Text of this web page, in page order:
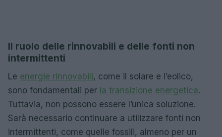
Il ruolo delle rinnovabili e delle fonti non
intermittenti
Le energie rinnovabili, come il solare e l’eolico,
sono fondamentali per la transizione energetica.
Tuttavia, non possono essere l’unica soluzione.
Sarà necessario continuare a utilizzare fonti non
intermittenti, come quelle fossili, almeno per un